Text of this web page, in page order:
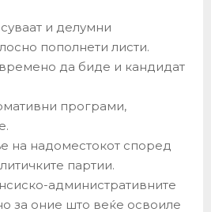
и делумни
пополнети листи.
да биде и кандидат
програми,
на надоместокот според
партии.
административните
за оние што веќе освоиле